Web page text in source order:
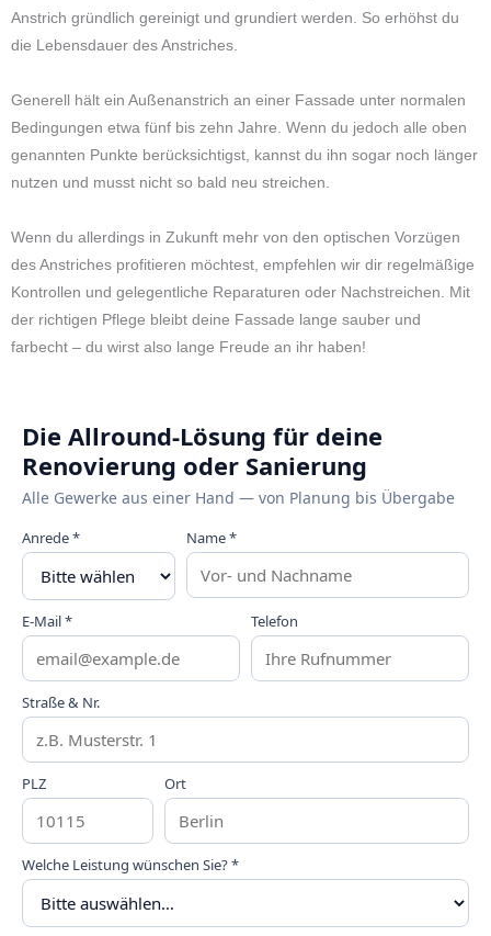
Anstrich gründlich gereinigt und grundiert werden. So erhöhst du
die Lebensdauer des Anstriches.
Generell hält ein Außenanstrich an einer Fassade unter normalen
Bedingungen etwa fünf bis zehn Jahre. Wenn du jedoch alle oben
genannten Punkte berücksichtigst, kannst du ihn sogar noch länger
nutzen und musst nicht so bald neu streichen.
Wenn du allerdings in Zukunft mehr von den optischen Vorzügen
des Anstriches profitieren möchtest, empfehlen wir dir regelmäßige
Kontrollen und gelegentliche Reparaturen oder Nachstreichen. Mit
der richtigen Pflege bleibt deine Fassade lange sauber und
farbecht – du wirst also lange Freude an ihr haben!